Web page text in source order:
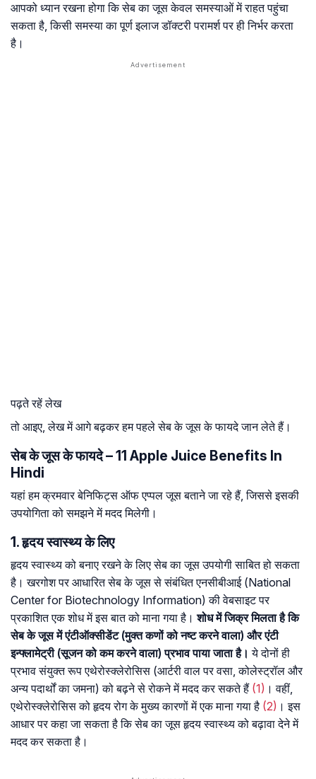
आपको ध्यान रखना होगा कि सेब का जूस केवल समस्याओं में राहत पहुंचा
सकता है, किसी समस्या का पूर्ण इलाज डॉक्टरी परामर्श पर ही निर्भर करता
है।
पढ़ते रहें लेख
तो आइए, लेख में आगे बढ़कर हम पहले सेब के जूस के फायदे जान लेते हैं।
सेब के जूस के फायदे – 11 Apple Juice Benefits In
Hindi
यहां हम क्रमवार बेनिफिट्स ऑफ एप्पल जूस बताने जा रहे हैं, जिससे इसकी
उपयोगिता को समझने में मदद मिलेगी।
1. हृदय स्वास्थ्य के लिए
हृदय स्वास्थ्य को बनाए रखने के लिए सेब का जूस उपयोगी साबित हो सकता
है। खरगोश पर आधारित सेब के जूस से संबंधित एनसीबीआई (National
Center for Biotechnology Information) की वेबसाइट पर
प्रकाशित एक शोध में इस बात को माना गया है। शोध में जिक्र मिलता है कि
सेब के जूस में एंटीऑक्सीडेंट (मुक्त कणों को नष्ट करने वाला) और एंटी
इन्फ्लामेट्री (सूजन को कम करने वाला) प्रभाव पाया जाता है। ये दोनों ही
प्रभाव संयुक्त रूप एथेरोस्क्लेरोसिस (आर्टरी वाल पर वसा, कोलेस्ट्रॉल और
अन्य पदार्थों का जमना) को बढ़ने से रोकने में मदद कर सकते हैं (1) । वहीं,
एथेरोस्क्लेरोसिस को हृदय रोग के मुख्य कारणों में एक माना गया है (2) । इस
आधार पर कहा जा सकता है कि सेब का जूस हृदय स्वास्थ्य को बढ़ावा देने में
मदद कर सकता है।